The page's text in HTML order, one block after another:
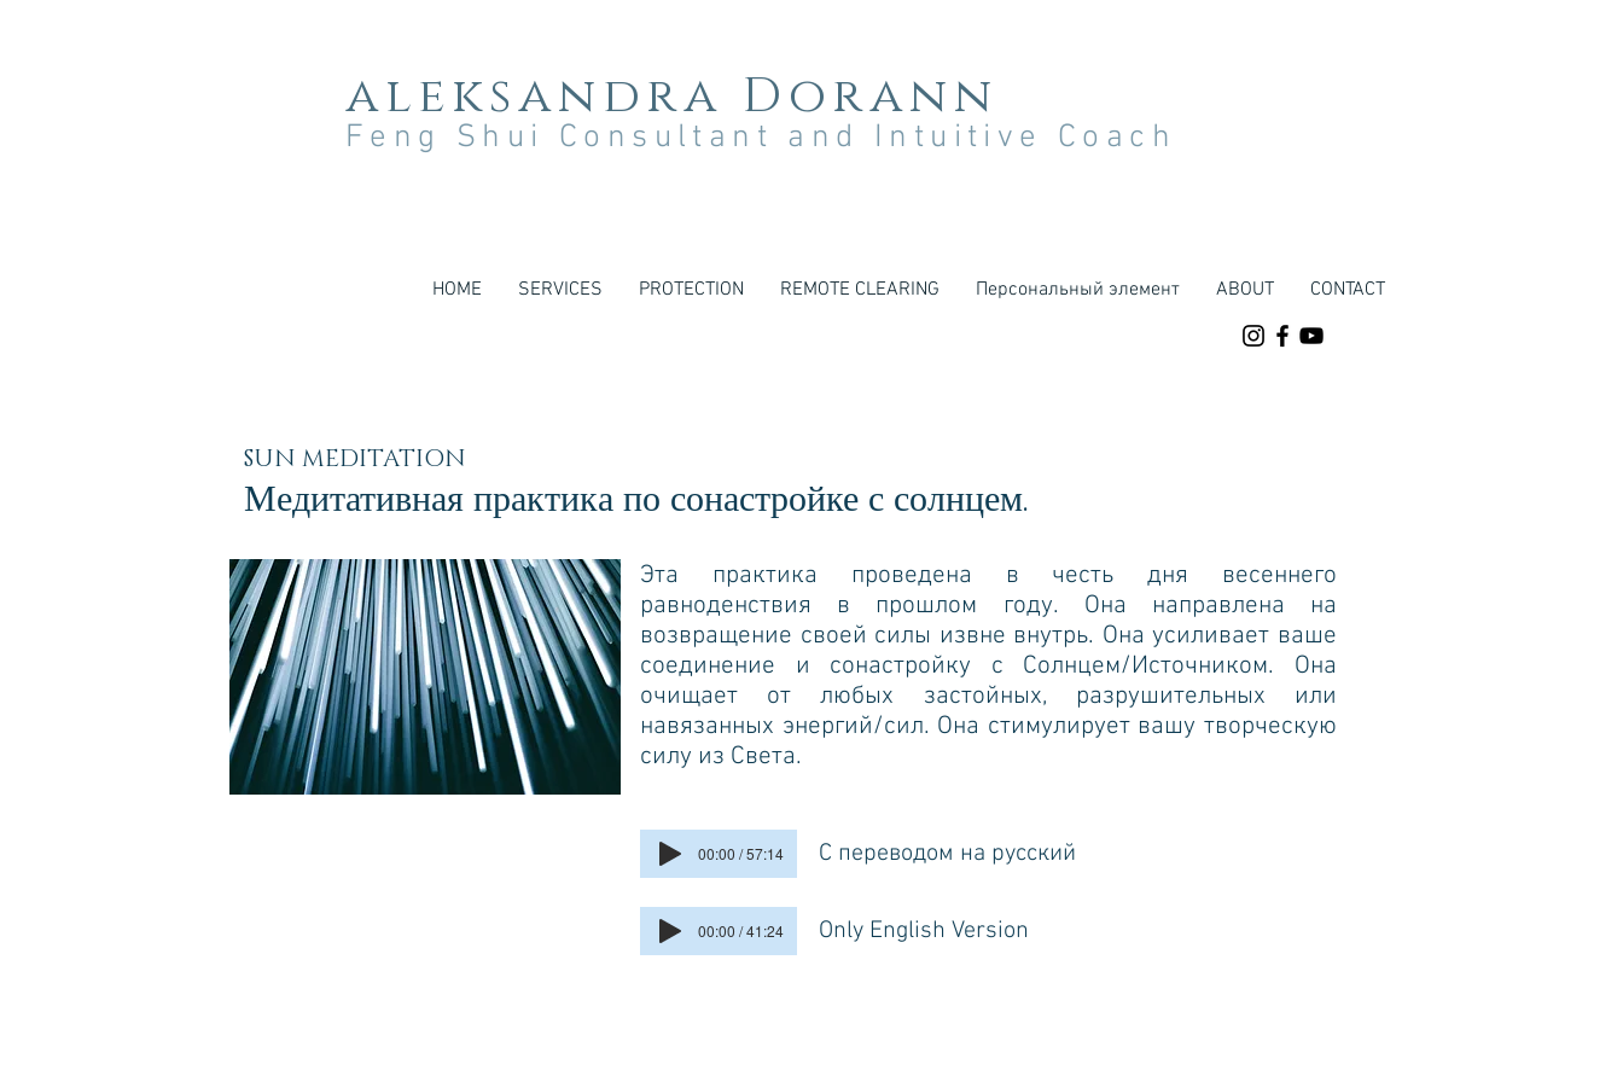
aleksandra Dorann
Feng Shui Consultant and Intuitive Coach
HOME SERVICES PROTECTION REMOTE CLEARING Персональный элемент ABOUT CONTACT
SUN MEDITATION
Медитативная практика по сонастройке с солнцем.
Эта практика проведена в честь дня весеннего
равноденствия в прошлом году. Она направлена на
возвращение своей силы извне внутрь. Она усиливает ваше
соединение и сонастройку с Солнцем/Источником. Она
очищает от любых застойных, разрушительных или
навязанных энергий/сил. Она стимулирует вашу творческую
силу из Света.
00:00 / 57:14 С переводом на русский
00:00 / 41:24 Only English Version